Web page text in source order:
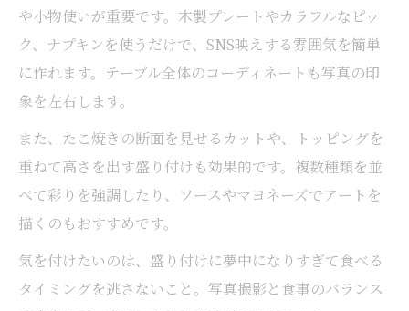
や小物使いが重要です。木製プレートやカラフルなピッ
ク、ナプキンを使うだけで、SNS映えする雰囲気を簡単
に作れます。テーブル全体のコーディネートも写真の印
象を左右します。
また、たこ焼きの断面を見せるカットや、トッピングを
重ねて高さを出す盛り付けも効果的です。複数種類を並
べて彩りを強調したり、ソースやマヨネーズでアートを
描くのもおすすめです。
気を付けたいのは、盛り付けに夢中になりすぎて食べる
タイミングを逃さないこと。写真撮影と食事のバランス